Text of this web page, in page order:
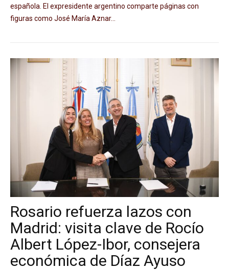
española. El expresidente argentino comparte páginas con
figuras como José María Aznar...
Rosario refuerza lazos con
Madrid: visita clave de Rocío
Albert López-Ibor, consejera
económica de Díaz Ayuso